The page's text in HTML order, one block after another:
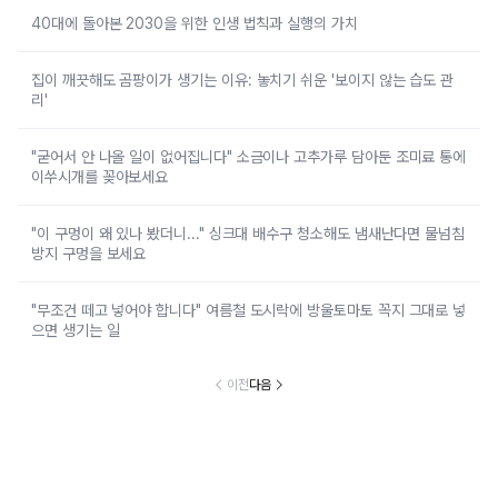
40대에 돌아본 2030을 위한 인생 법칙과 실행의 가치
집이 깨끗해도 곰팡이가 생기는 이유: 놓치기 쉬운 '보이지 않는 습도 관
리'
"굳어서 안 나올 일이 없어집니다" 소금이나 고추가루 담아둔 조미료 통에
이쑤시개를 꽂아보세요
"이 구멍이 왜 있나 봤더니..." 싱크대 배수구 청소해도 냄새난다면 물넘침
방지 구멍을 보세요
"무조건 떼고 넣어야 합니다" 여름철 도시락에 방울토마토 꼭지 그대로 넣
으면 생기는 일
이전다음